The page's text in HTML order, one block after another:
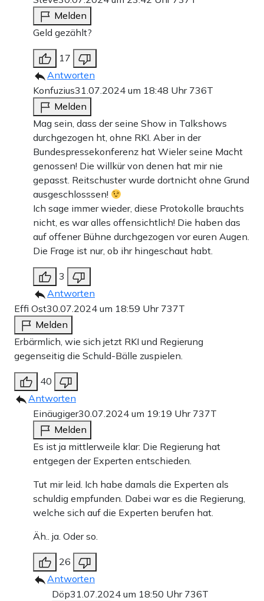
Melden
Geld gezählt?
17
Antworten
Konfuzius31.07.2024 um 18:48 Uhr 736T
Melden
Mag sein, dass der seine Show in Talkshows
durchgezogen ht, ohne RKI. Aber in der
Bundespressekonferenz hat Wieler seine Macht
genossen! Die willkür von denen hat mir nie
gepasst. Reitschuster wurde dortnicht ohne Grund
ausgeschlosssen!
Ich sage immer wieder, diese Protokolle brauchts
nicht, es war alles offensichtlich! Die haben das
auf offener Bühne durchgezogen vor euren Augen.
Die Frage ist nur, ob ihr hingeschaut habt.
3
Antworten
Effi Ost30.07.2024 um 18:59 Uhr 737T
Melden
Erbärmlich, wie sich jetzt RKI und Regierung
gegenseitig die Schuld-Bälle zuspielen.
40
Antworten
Einäugiger30.07.2024 um 19:19 Uhr 737T
Melden
Es ist ja mittlerweile klar: Die Regierung hat
entgegen der Experten entschieden.
Tut mir leid. Ich habe damals die Experten als
schuldig empfunden. Dabei war es die Regierung,
welche sich auf die Experten berufen hat.
Äh.. ja. Oder so.
26
Antworten
Döp31.07.2024 um 18:50 Uhr 736T